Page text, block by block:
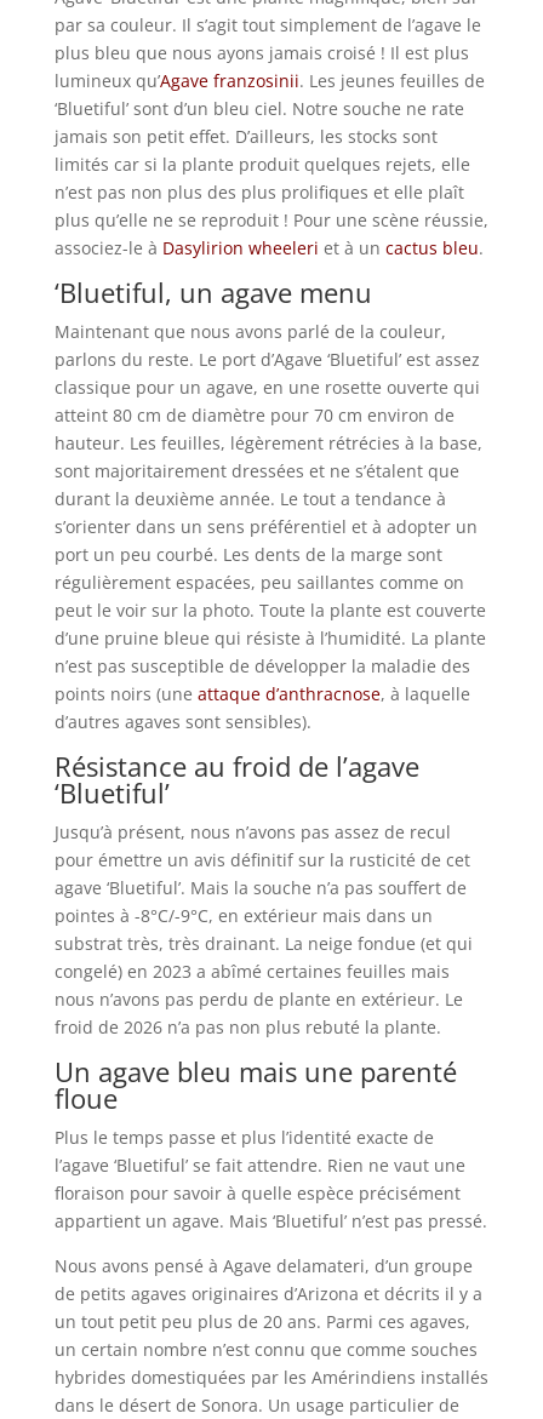
par sa couleur. Il s’agit tout simplement de l’agave le
plus bleu que nous ayons jamais croisé ! Il est plus
lumineux qu’Agave franzosinii. Les jeunes feuilles de
‘Bluetiful’ sont d’un bleu ciel. Notre souche ne rate
jamais son petit effet. D’ailleurs, les stocks sont
limités car si la plante produit quelques rejets, elle
n’est pas non plus des plus prolifiques et elle plaît
plus qu’elle ne se reproduit ! Pour une scène réussie,
associez-le à Dasylirion wheeleri et à un cactus bleu.
‘Bluetiful, un agave menu
Maintenant que nous avons parlé de la couleur,
parlons du reste. Le port d’Agave ‘Bluetiful’ est assez
classique pour un agave, en une rosette ouverte qui
atteint 80 cm de diamètre pour 70 cm environ de
hauteur. Les feuilles, légèrement rétrécies à la base,
sont majoritairement dressées et ne s’étalent que
durant la deuxième année. Le tout a tendance à
s’orienter dans un sens préférentiel et à adopter un
port un peu courbé. Les dents de la marge sont
régulièrement espacées, peu saillantes comme on
peut le voir sur la photo. Toute la plante est couverte
d’une pruine bleue qui résiste à l’humidité. La plante
n’est pas susceptible de développer la maladie des
points noirs (une attaque d’anthracnose, à laquelle
d’autres agaves sont sensibles).
Résistance au froid de l’agave
‘Bluetiful’
Jusqu’à présent, nous n’avons pas assez de recul
pour émettre un avis définitif sur la rusticité de cet
agave ‘Bluetiful’. Mais la souche n’a pas souffert de
pointes à -8°C/-9°C, en extérieur mais dans un
substrat très, très drainant. La neige fondue (et qui
congelé) en 2023 a abîmé certaines feuilles mais
nous n’avons pas perdu de plante en extérieur. Le
froid de 2026 n’a pas non plus rebuté la plante.
Un agave bleu mais une parenté
floue
Plus le temps passe et plus l’identité exacte de
l’agave ‘Bluetiful’ se fait attendre. Rien ne vaut une
floraison pour savoir à quelle espèce précisément
appartient un agave. Mais ‘Bluetiful’ n’est pas pressé.
Nous avons pensé à Agave delamateri, d’un groupe
de petits agaves originaires d’Arizona et décrits il y a
un tout petit peu plus de 20 ans. Parmi ces agaves,
un certain nombre n’est connu que comme souches
hybrides domestiquées par les Amérindiens installés
dans le désert de Sonora. Un usage particulier de